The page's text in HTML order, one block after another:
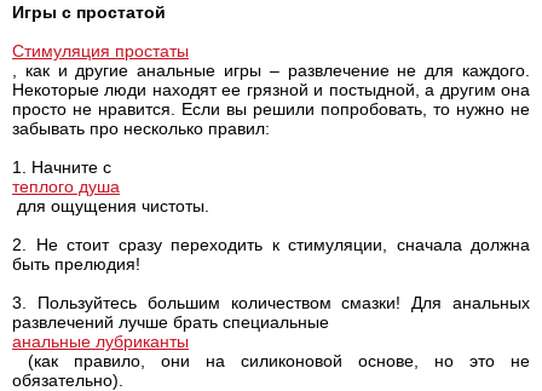
Игры с простатой
Стимуляция простаты
, как и другие анальные игры – развлечение не для каждого.
Некоторые люди находят ее грязной и постыдной, а другим она
просто не нравится. Если вы решили попробовать, то нужно не
забывать про несколько правил:
1. Начните с
теплого душа
для ощущения чистоты.
2. Не стоит сразу переходить к стимуляции, сначала должна
быть прелюдия!
3. Пользуйтесь большим количеством смазки! Для анальных
развлечений лучше брать специальные
анальные лубриканты
(как правило, они на силиконовой основе, но это не
обязательно).